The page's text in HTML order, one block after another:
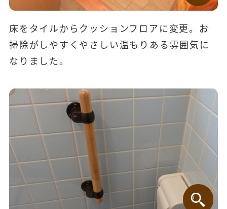
床をタイルからクッションフロアに変更。お
掃除がしやすくやさしい温もりある雰囲気に
なりました。